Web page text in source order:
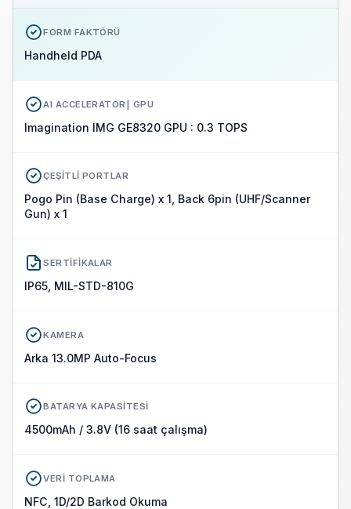
FORM FAKTÖRÜ
Handheld PDA
AI ACCELERATOR| GPU
Imagination IMG GE8320 GPU : 0.3 TOPS
ÇEŞITLI PORTLAR
Pogo Pin (Base Charge) x 1, Back 6pin (UHF/Scanner
Gun) x 1
SERTIFIKALAR
IP65, MIL-STD-810G
KAMERA
Arka 13.0MP Auto-Focus
BATARYA KAPASITESI
4500mAh / 3.8V (16 saat çalışma)
VERI TOPLAMA
NFC, 1D/2D Barkod Okuma